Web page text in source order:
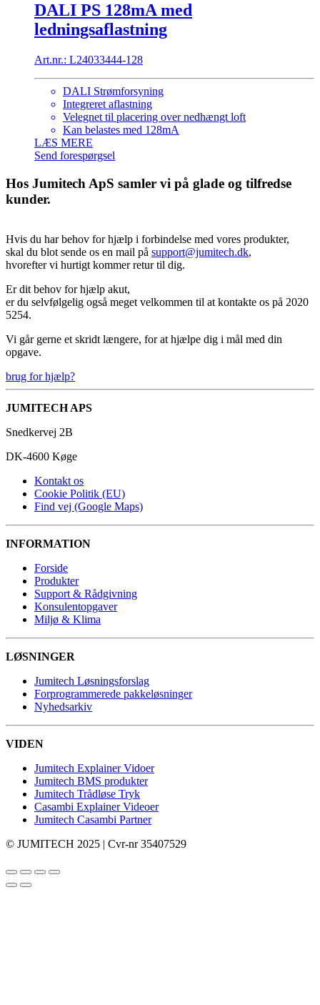
DALI PS 128mA med
ledningsaflastning
Art.nr.: L24033444-128
DALI Strømforsyning
Integreret aflastning
Velegnet til placering over nedhængt loft
Kan belastes med 128mA
LÆS MERE
Send forespørgsel
Hos Jumitech ApS samler vi på glade og tilfredse
kunder.
Hvis du har behov for hjælp i forbindelse med vores produkter,
skal du blot sende os en mail på support@jumitech.dk,
hvorefter vi hurtigt kommer retur til dig.
Er dit behov for hjælp akut,
er du selvfølgelig også meget velkommen til at kontakte os på 2020
5254.
Vi går gerne et skridt længere, for at hjælpe dig i mål med din
opgave.
brug for hjælp?
JUMITECH APS
Snedkervej 2B
DK-4600 Køge
Kontakt os
Cookie Politik (EU)
Find vej (Google Maps)
INFORMATION
Forside
Produkter
Support & Rådgivning
Konsulentopgaver
Miljø & Klima
LØSNINGER
Jumitech Løsningsforslag
Forprogrammerede pakkeløsninger
Nyhedsarkiv
VIDEN
Jumitech Explainer Vidoer
Jumitech BMS produkter
Jumitech Trådløse Tryk
Casambi Explainer Videoer
Jumitech Casambi Partner
© JUMITECH 2025 | Cvr-nr 35407529